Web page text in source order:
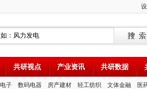
共研视点 产业资讯 共研数据
子 数码电器 房产建材 轻工纺织 文体金融 医